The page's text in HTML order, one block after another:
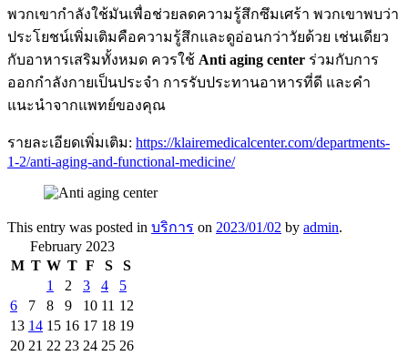
พวกเขากำลังใช้มันเพื่อช่วยลดความรู้สึกซึมเศร้า พวกเขาพบว่า
ประโยชน์เพิ่มเติมคือความรู้สึกและดูอ่อนกว่าวัยด้วย เช่นเดียว
กับอาหารเสริมทั้งหมด ควรใช้ Anti aging center ร่วมกับการ
ออกกำลังกายเป็นประจำ การรับประทานอาหารที่ดี และคำ
แนะนำจากแพทย์ของคุณ
รายละเอียดเพิ่มเติม: https://klairemedicalcenter.com/departments-
1-2/anti-aging-and-functional-medicine/
This entry was posted in บริการ on 2023/01/02 by admin.
February 2023
M T W T F S
S
1
2 3 4
5
6
7 8 9 10 11 12
13 14 15 16 17 18 19
20 21 22 23 24 25 26